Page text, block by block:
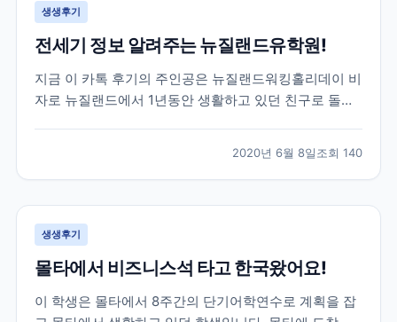
생생후기
전세기 정보 알려주는 뉴질랜드유학원!
지금 이 카톡 후기의 주인공은 뉴질랜드워킹홀리데이 비
자로 뉴질랜드에서 1년동안 생활하고 있던 친구로 돌아
급해지면서 항공권에 대해 고민을 하기 시작했는데요!
그러던 중 주한 뉴질랜드 대사관에서 공지한 전세기 소
식이...
2020년 6월 8일조회 140
생생후기
몰타에서 비즈니스석 타고 한국왔어요!
이 학생은 몰타에서 8주간의 단기어학연수로 계획을 잡